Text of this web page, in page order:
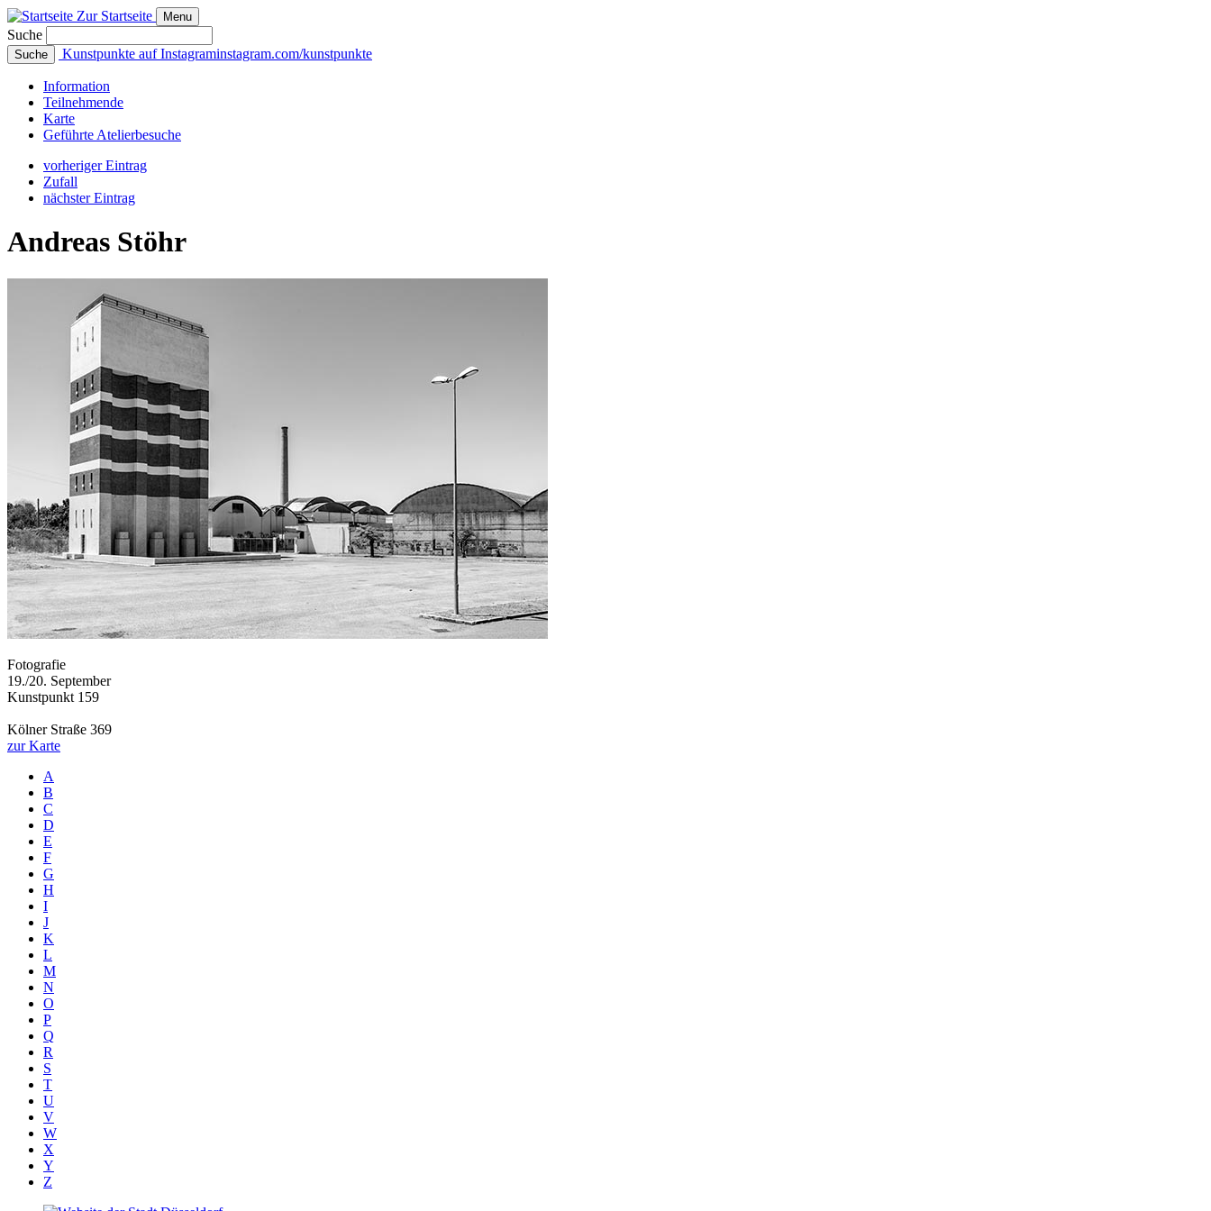
Zur Startseite Menu
Suche
Suche Kunstpunkte auf Instagraminstagram.com/kunstpunkte
Information
Teilnehmende
Karte
Geführte Atelierbesuche
vorheriger Eintrag
Zufall
nächster Eintrag
Andreas Stöhr
Fotografie
19./20. September
Kunstpunkt 159
Kölner Straße 369
zur Karte
A
B
C
D
E
F
G
H
I
J
K
L
M
N
O
P
Q
R
S
T
U
V
W
X
Y
Z